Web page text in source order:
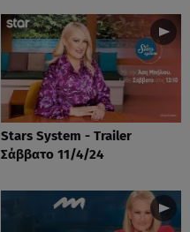
Stars System - Trailer
Σάββατο 11/4/24